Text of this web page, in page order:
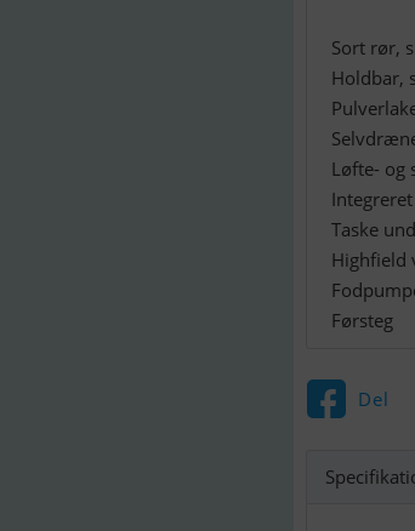
Sort rør,
Holdbar,
Løfte- og
Taske
Highfield
Førsteg
Del